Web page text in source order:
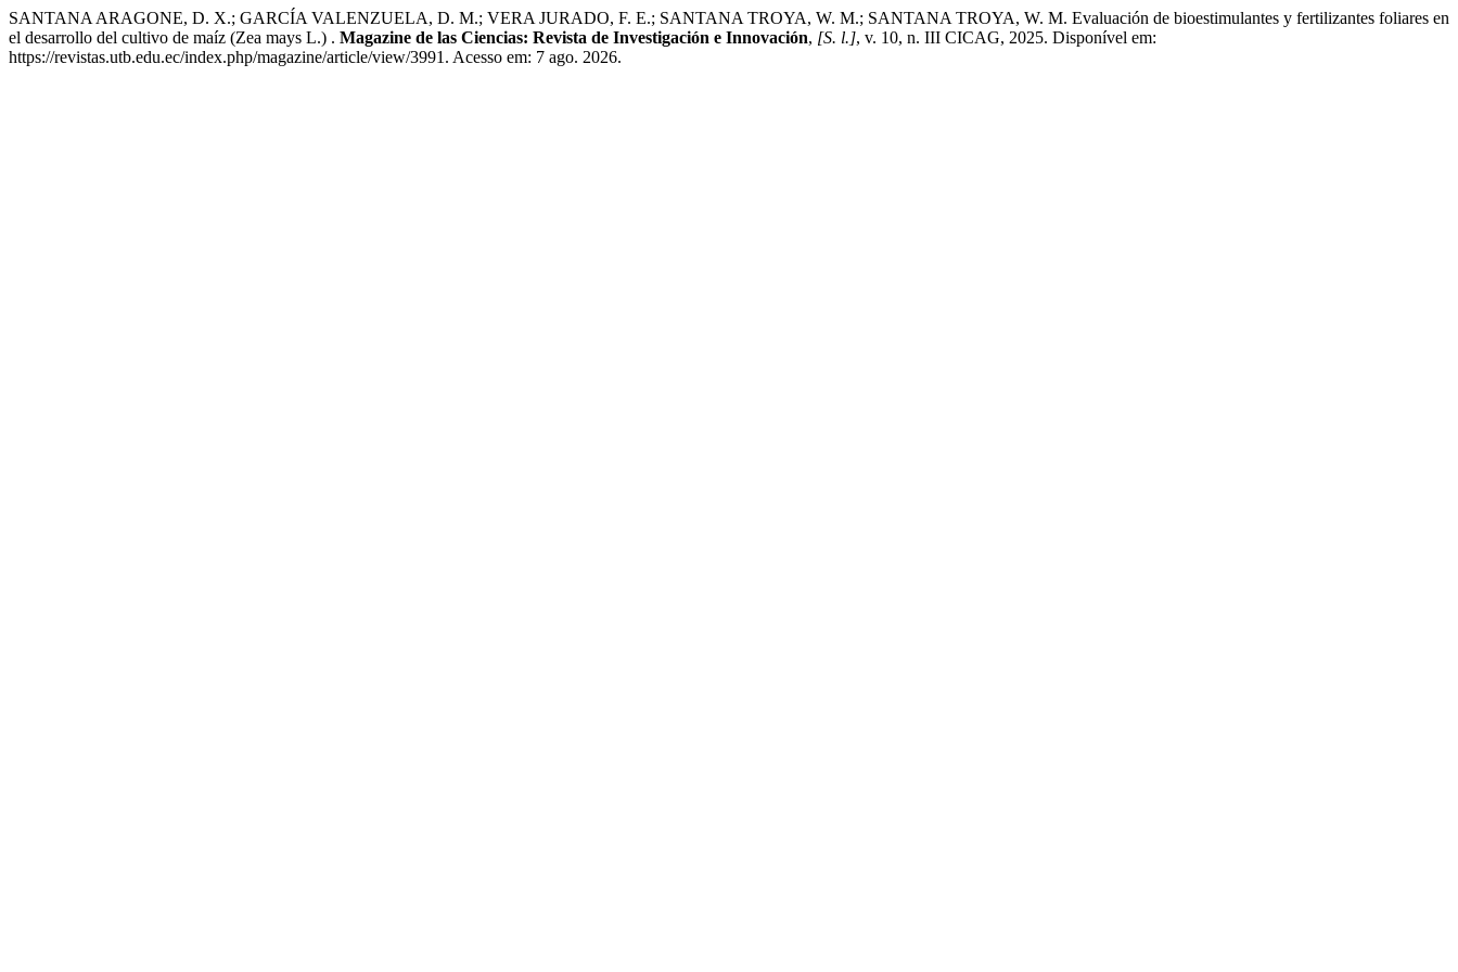
SANTANA ARAGONE, D. X.; GARCÍA VALENZUELA, D. M.; VERA JURADO, F. E.; SANTANA TROYA, W. M.; SANTANA TROYA, W. M. Evaluación de bioestimulantes y fertilizantes foliares en
el desarrollo del cultivo de maíz (Zea mays L.) . Magazine de las Ciencias: Revista de Investigación e Innovación, [S. l.], v. 10, n. III CICAG, 2025. Disponível em:
https://revistas.utb.edu.ec/index.php/magazine/article/view/3991. Acesso em: 7 ago. 2026.